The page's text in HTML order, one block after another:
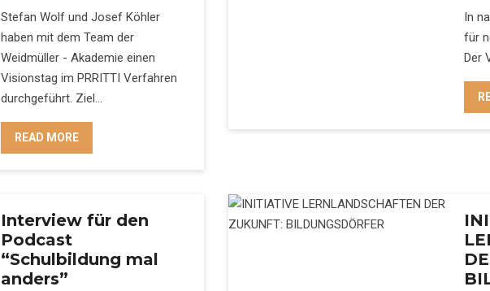
Stefan Wolf und Josef Köhler
haben mit dem Team der
Weidmüller - Akademie einen
Visionstag im PRRITTI Verfahren
durchgeführt. Ziel…
READ MORE
In
für
Der
Interview für den
Podcast
“Schulbildung mal
anders”